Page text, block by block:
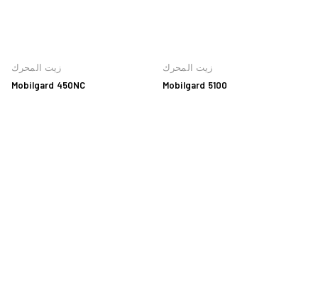
زيت المحرك
Mobilgard 450NC
زيت المحرك
Mobilgard 5100